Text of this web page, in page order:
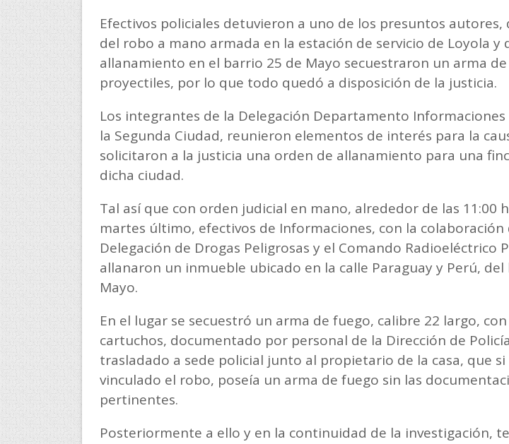
Efectivos policiales detuvieron a uno de los presuntos autores,
del robo a mano armada en la estación de servicio de Loyola y
allanamiento en el barrio 25 de Mayo secuestraron un arma
proyectiles, por lo que todo quedó a disposición de la justicia.
Los integrantes de la Delegación Departamento Informaciones
la Segunda Ciudad, reunieron elementos de interés para la
solicitaron a la justicia una orden de allanamiento para una
dicha ciudad.
Tal así que con orden judicial en mano, alrededor de las 11:00
martes último, efectivos de Informaciones, con la colaboración
Delegación de Drogas Peligrosas y el Comando Radioeléctrico
allanaron un inmueble ubicado en la calle Paraguay y Perú,
Mayo.
En el lugar se secuestró un arma de fuego, calibre 22 largo,
cartuchos, documentado por personal de la Dirección de
trasladado a sede policial junto al propietario de la casa, que
vinculado el robo, poseía un arma de fuego sin las
pertinentes.
Posteriormente a ello y en la continuidad de la investigación,